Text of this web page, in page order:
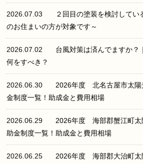
2026.07.03
２回目の塗装を検討してい
のお住まいの方が対象です～
2026.07.02
台風対策は済んでますか？
何をすべき？
2026.06.30
2026年度 北名古屋市太陽
金制度一覧！助成金と費用相場
2026.06.29
2026年度 海部郡蟹江町太
助金制度一覧！助成金と費用相場
2026.06.25
2026年度 海部郡大治町太